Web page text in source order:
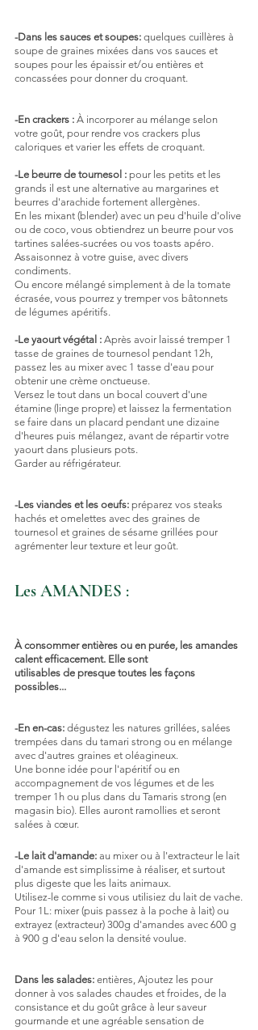
-Dans les sauces et soupes: quelques cuillères à
soupe de graines mixées dans vos sauces et
soupes pour les épaissir et/ou entières et
concassées pour donner du croquant.
-En crackers : À incorporer au mélange selon
votre goût, pour rendre vos crackers plus
caloriques et varier les effets de croquant.
-Le beurre de tournesol : pour les petits et les
grands il est une alternative au margarines et
beurres d'arachide fortement allergènes.
En les mixant (blender) avec un peu d'huile d'olive
ou de coco, vous obtiendrez un beurre pour vos
tartines salées-sucrées ou vos toasts apéro.
Assaisonnez à votre guise, avec divers
condiments.
Ou encore mélangé simplement à de la tomate
écrasée, vous pourrez y tremper vos bâtonnets
de légumes apéritifs.
-Le yaourt végétal : Après avoir laissé tremper 1
tasse de graines de tournesol pendant 12h,
passez les au mixer avec 1 tasse d'eau pour
obtenir une crème onctueuse.
Versez le tout dans un bocal couvert d'une
étamine (linge propre) et laissez la fermentation
se faire dans un placard pendant une dizaine
d'heures puis mélangez, avant de répartir votre
yaourt dans plusieurs pots.
Garder au réfrigérateur.
-Les viandes et les oeufs: préparez vos steaks
hachés et omelettes avec des graines de
tournesol et graines de sésame grillées pour
agrémenter leur texture et leur goût.
Les AMANDES :
À consommer entières ou en purée, les amandes
calent efficacement. Elle sont
utilisables de presque toutes les façons
possibles...
-En en-cas: dégustez les natures grillées, salées
trempées dans du tamari strong ou en mélange
avec d'autres graines et oléagineux.
Une bonne idée pour l'apéritif ou en
accompagnement de vos légumes et de les
tremper 1h ou plus dans du Tamaris strong (en
magasin bio). Elles auront ramollies et seront
salées à cœur.
-Le lait d'amande: au mixer ou à l'extracteur le lait
d'amande est simplissime à réaliser, et surtout
plus digeste que les laits animaux.
Utilisez-le comme si vous utilisiez du lait de vache.
Pour 1L: mixer (puis passez à la poche à lait) ou
extrayez (extracteur) 300g d'amandes avec 600 g
à 900 g d'eau selon la densité voulue.
Dans les salades: entières, Ajoutez les pour
donner à vos salades chaudes et froides, de la
consistance et du goût grâce à leur saveur
gourmande et une agréable sensation de